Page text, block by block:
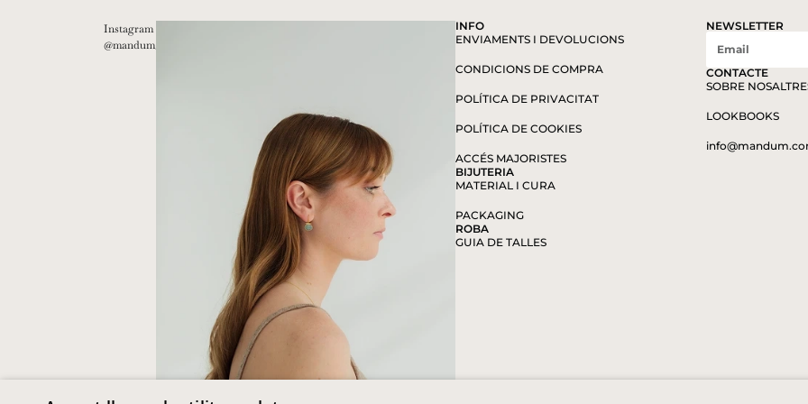
Instagram
@mandum__
INFO
ENVIAMENTS I DEVOLUCIONS
CONDICIONS DE COMPRA
POLÍTICA DE PRIVACITAT
POLÍTICA DE COOKIES
ACCÉS MAJORISTES
BIJUTERIA
MATERIAL I CURA
PACKAGING
ROBA
GUIA DE TALLES
NEWSLETTER
CONTACTE
SOBRE
LOOKBOOKS